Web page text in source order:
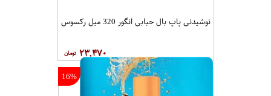
نوشیدنی پاپ بال حبابی انگور 320 میل رکسوس
۲۳,۴۷۰
16%